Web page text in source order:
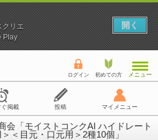
ログイン 初めての方 メニュー
ぐ掲載 投稿 マイメニュー
会「モイストコンクAI ハイドレート
＜目元・口元用＞2種10個」
クリエ
Play
開く